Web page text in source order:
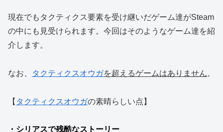
現在でもタクティクス要素を受け継いだゲーム達がSteam
の中にも見受けられます。今回はそのようなゲーム達を紹
介します。
なお、 タクティクスオウガを超えるゲームはありません。
【 タクティクスオウガの素晴らしい点】
・シリアスで残酷なストーリー